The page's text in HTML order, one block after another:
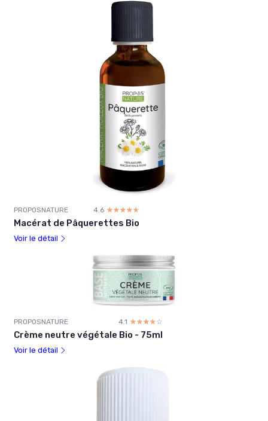
PROPOSNATURE 4.6 ☆☆☆☆☆
★★★★★
Macérat de Pâquerettes Bio
Voir le détail
PROPOSNATURE 4.1 ☆☆☆☆☆
★★★★★
Crème neutre végétale Bio - 75ml
Voir le détail